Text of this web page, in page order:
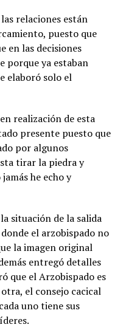
relaciones están
puesto que
en las decisiones
porque ya estaban
elaboró solo el
realización de esta
presente puesto que
por algunos
tirar la piedra y
he echo y
situación de la salida
el arzobispado no
la imagen original
entregó detalles
que el Arzobispado es
el consejo cacical
uno tiene sus